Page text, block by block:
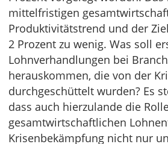
mittelfristigen
Produktivitätstrend und der
2 Prozent zu wenig. Was soll
Lohnverhandlungen bei
herauskommen, die von der
durchgeschüttelt wurden? Es
dass auch hierzulande die
gesamtwirtschaftlichen
Krisenbekämpfung nicht nur